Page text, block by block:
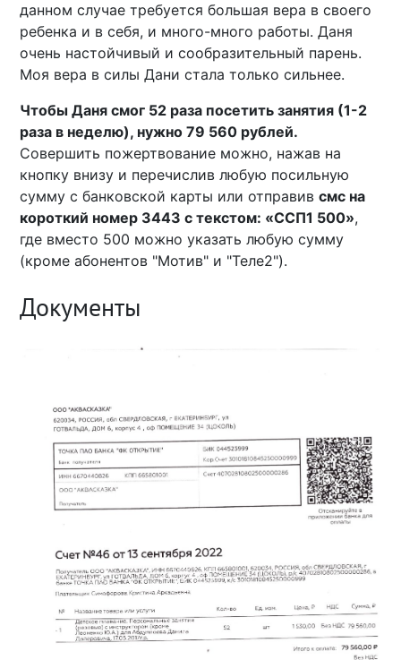
данном случае требуется большая вера в своего
ребенка и в себя, и много-много работы. Даня
очень настойчивый и сообразительный парень.
Моя вера в силы Дани стала только сильнее.
Чтобы Даня смог 52 раза посетить занятия (1-2
раза в неделю), нужно 79 560 рублей.
Совершить пожертвование можно, нажав на
кнопку внизу и перечислив любую посильную
сумму с банковской карты или отправивсмс на
короткий номер 3443 с текстом: «ССП1 500»,
где вместо 500 можно указать любую сумму
(кроме абонентов "Мотив" и "Теле2").
Документы